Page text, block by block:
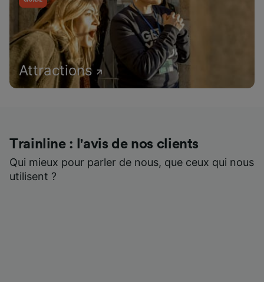
Attractions
Trainline : l'avis de nos clients
Qui mieux pour parler de nous, que ceux qui nous
utilisent ?